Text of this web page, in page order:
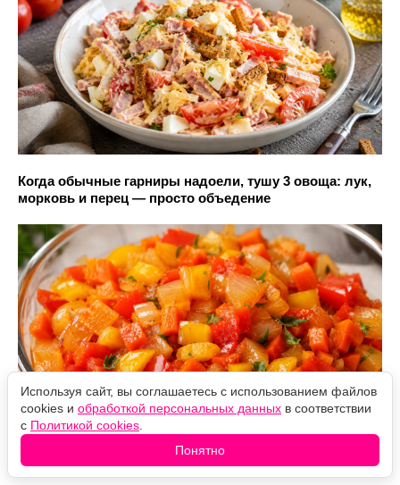
Когда обычные гарниры надоели, тушу 3 овоща: лук,
морковь и перец — просто объедение
Используя сайт, вы соглашаетесь с использованием файлов
cookies и обработкой персональных данных в соответствии
с Политикой cookies
Понятно